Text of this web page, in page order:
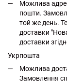
Можлива
пошти.
той же день.
доставки
доставки
Укрпошта
Можлива
Замовлення